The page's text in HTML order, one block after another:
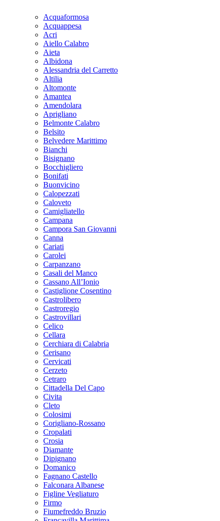
Acquaformosa
Acquappesa
Acri
Aiello Calabro
Aieta
Albidona
Alessandria del Carretto
Altilia
Altomonte
Amantea
Amendolara
Aprigliano
Belmonte Calabro
Belsito
Belvedere Marittimo
Bianchi
Bisignano
Bocchigliero
Bonifati
Buonvicino
Calopezzati
Caloveto
Camigliatello
Campana
Campora San Giovanni
Canna
Cariati
Carolei
Carpanzano
Casali del Manco
Cassano All’Ionio
Castiglione Cosentino
Castrolibero
Castroregio
Castrovillari
Celico
Cellara
Cerchiara di Calabria
Cerisano
Cervicati
Cerzeto
Cetraro
Cittadella Del Capo
Civita
Cleto
Colosimi
Corigliano-Rossano
Cropalati
Crosia
Diamante
Dipignano
Domanico
Fagnano Castello
Falconara Albanese
Figline Vegliaturo
Firmo
Fiumefreddo Bruzio